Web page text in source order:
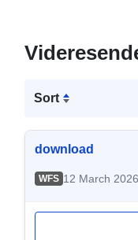
Sort
download
WFS 12 March 2026